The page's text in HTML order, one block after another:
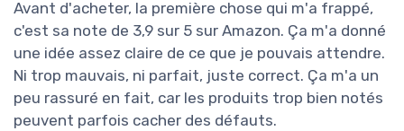
Avant d'acheter, la première chose qui m'a frappé,
c'est sa note de 3,9 sur 5 sur Amazon. Ça m'a donné
une idée assez claire de ce que je pouvais attendre.
Ni trop mauvais, ni parfait, juste correct. Ça m'a un
peu rassuré en fait, car les produits trop bien notés
peuvent parfois cacher des défauts.